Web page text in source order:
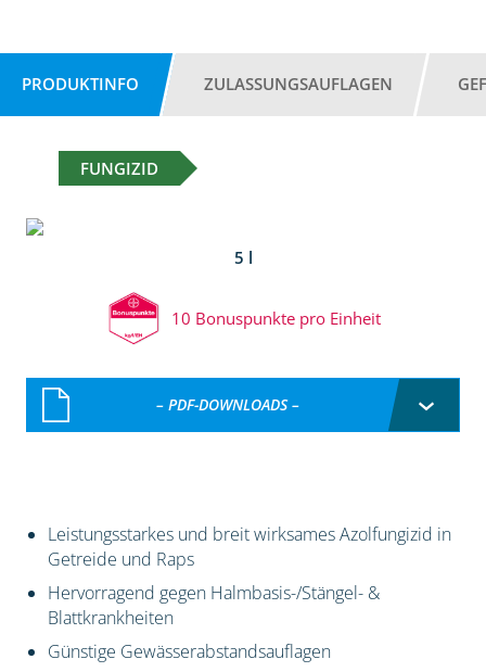
PRODUKTINFO ZULASSUNGSAUFLAGEN
FUNGIZID
5 l
10 Bonuspunkte pro Einheit
– PDF-DOWNLOADS –
Leistungsstarkes und breit wirksames Azolfungizid in
Getreide und Raps
Hervorragend gegen Halmbasis-/Stängel- &
Blattkrankheiten
Günstige Gewässerabstandsauflagen